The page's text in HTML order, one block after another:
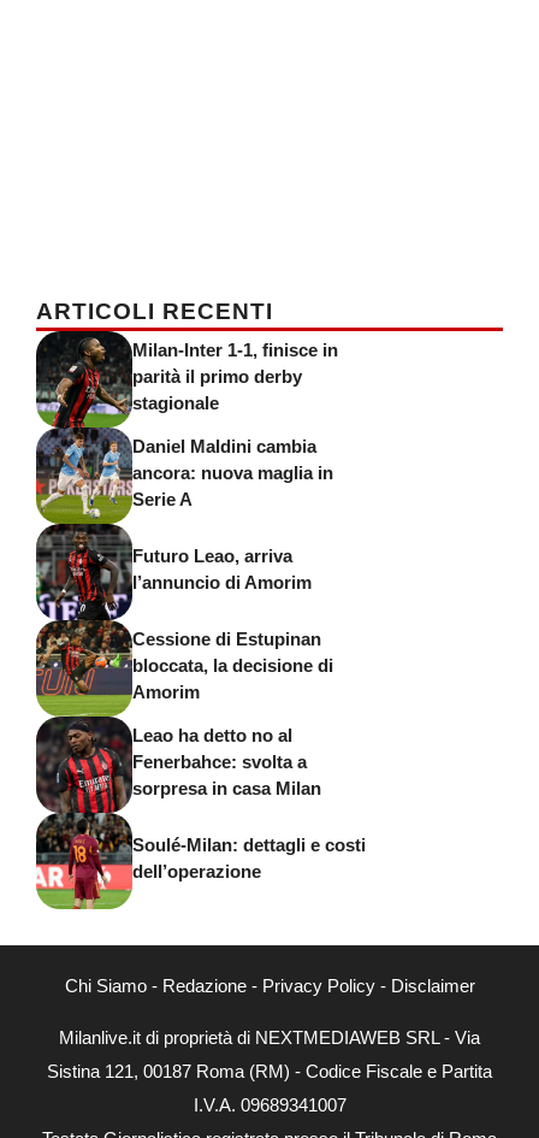
ARTICOLI RECENTI
Milan-Inter 1-1, finisce in
parità il primo derby
stagionale
Daniel Maldini cambia
ancora: nuova maglia in
Serie A
Futuro Leao, arriva
l’annuncio di Amorim
Cessione di Estupinan
bloccata, la decisione di
Amorim
Leao ha detto no al
Fenerbahce: svolta a
sorpresa in casa Milan
Soulé-Milan: dettagli e costi
dell’operazione
Chi Siamo- Redazione- Privacy Policy- Disclaimer
Milanlive.it di proprietà di NEXTMEDIAWEB SRL - Via
Sistina 121, 00187 Roma (RM) - Codice Fiscale e Partita
I.V.A. 09689341007